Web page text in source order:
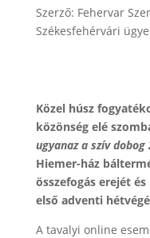
Szerző: Fehervar
Székesfehérvári
Közel húsz
közönség elé
ugyanaz a szív dobog
Hiemer-ház
összefogás erejét
első adventi
A tavalyi online